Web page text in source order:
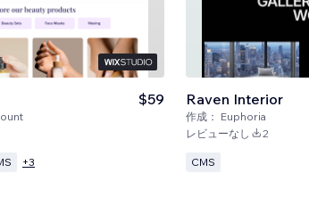
$59
+3
Raven Interior
作成： Euphoria
レビューなし 2
CMS